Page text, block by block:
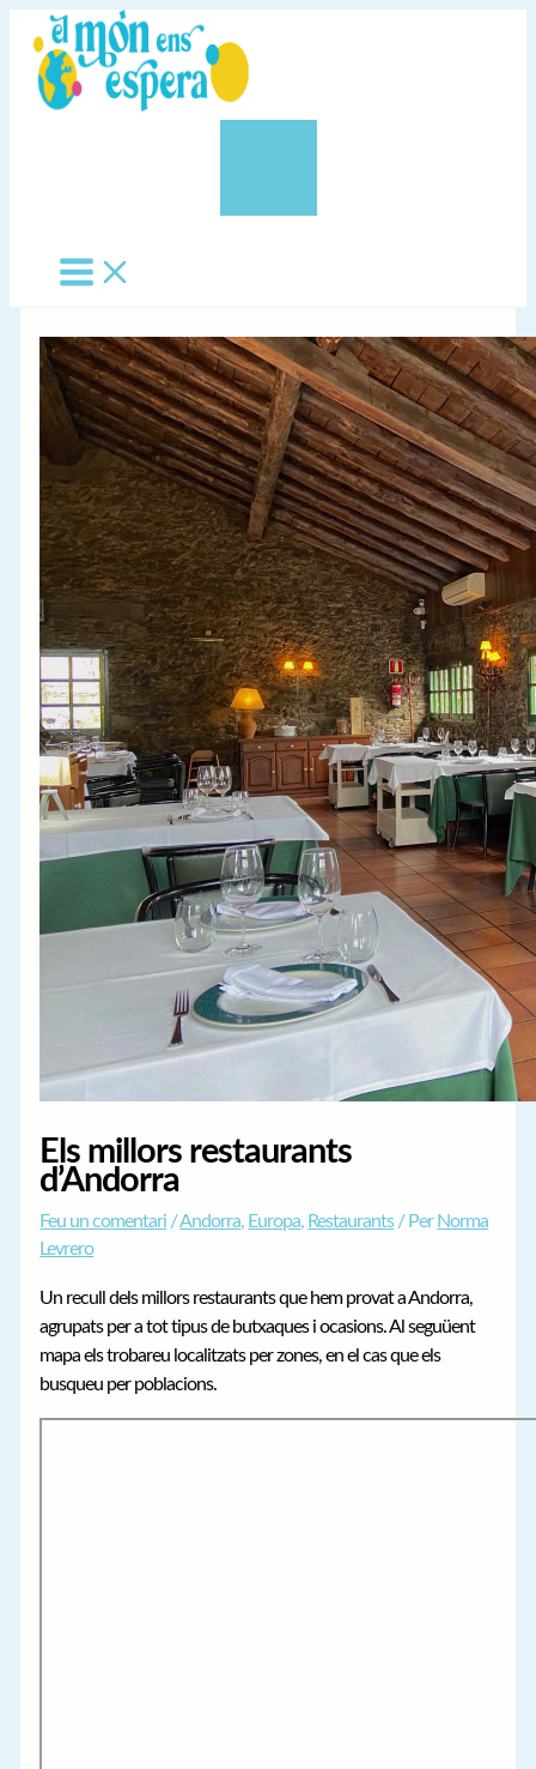
contingut
Els millors restaurants
d’Andorra
Feu un comentari /Andorra, Europa, Restaurants/ Per Norma
Levrero
Un recull dels millors restaurants que hem provat a Andorra,
agrupats per a tot tipus de butxaques i ocasions. Al seguüent
mapa els trobareu localitzats per zones, en el cas que els
busqueu per poblacions.